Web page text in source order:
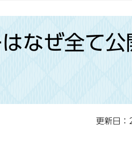
なぜ全て公
更新日